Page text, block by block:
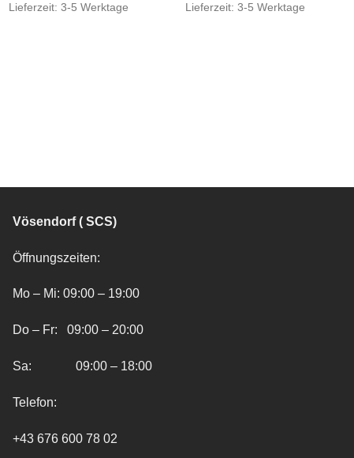
Lieferzeit: 3-5 Werktage
Lieferzeit: 3-5 Werktage
Vösendorf ( SCS)
Öffnungszeiten:
Mo – Mi: 09:00 – 19:00
Do – Fr: 09:00 – 20:00
Sa: 09:00 – 18:00
Telefon:
+43 676 600 78 02